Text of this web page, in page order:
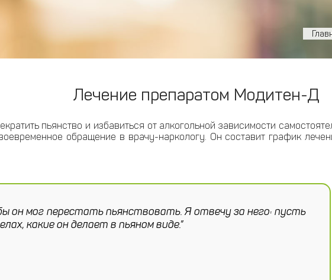
Лечение препаратом Модитен-Д
пьянство и избавиться от алкогольной зависимости
обращение в врачу-наркологу. Он составит график
он мог перестать пьянствовать. Я отвечу за него: пусть
какие он делает в пьяном виде.”